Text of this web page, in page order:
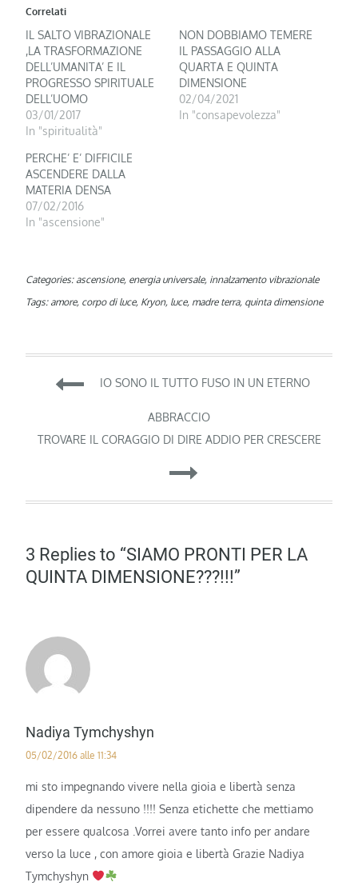
Correlati
IL SALTO VIBRAZIONALE
,LA TRASFORMAZIONE
DELL’UMANITA’ E IL
PROGRESSO SPIRITUALE
DELL’UOMO
03/01/2017
In "spiritualità"
NON DOBBIAMO TEMERE
IL PASSAGGIO ALLA
QUARTA E QUINTA
DIMENSIONE
02/04/2021
In "consapevolezza"
PERCHE’ E’ DIFFICILE
ASCENDERE DALLA
MATERIA DENSA
07/02/2016
In "ascensione"
Categories: ascensione, energia universale, innalzamento vibrazionale
Tags: amore, corpo di luce, Kryon, luce, madre terra, quinta dimensione
Navigazione
articoli
IO SONO IL TUTTO FUSO IN UN ETERNO
ABBRACCIO
TROVARE IL CORAGGIO DI DIRE ADDIO PER CRESCERE
3 Replies to “SIAMO PRONTI PER LA
QUINTA DIMENSIONE???!!!”
Nadiya Tymchyshyn
05/02/2016 alle 11:34
mi sto impegnando vivere nella gioia e libertà senza
dipendere da nessuno !!!! Senza etichette che mettiamo
per essere qualcosa .Vorrei avere tanto info per andare
verso la luce , con amore gioia e libertà Grazie Nadiya
Tymchyshyn